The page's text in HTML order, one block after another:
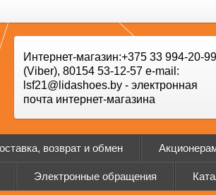
Интернет-магазин:+375 33 994-20-99
(Viber), 80154 53-12-57 e-mail:
lsf21@lidashoes.by - электронная
почта интернет-магазина
возврат и обмен
Электронные обращения